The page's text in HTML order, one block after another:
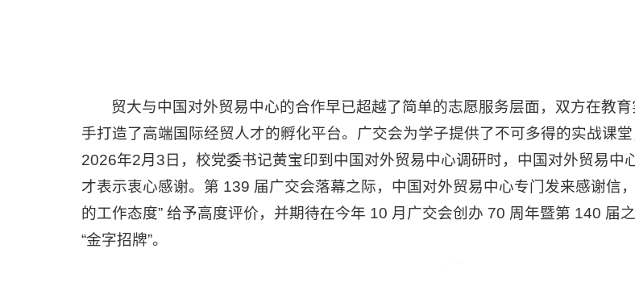
贸大与中国对外贸易中心的合作早已超越了简单的志愿服务层面，双方在教
手打造了高端国际经贸人才的孵化平台。广交会为学子提供了不可多得的实战课
2026年2月3日，校党委书记黄宝印到中国对外贸易中心调研时，中国对外贸易
才表示衷心感谢。第 139 届广交会落幕之际，中国对外贸易中心专门发来感谢信
的工作态度” 给予高度评价，并期待在今年 10 月广交会创办 70 周年暨第 140 届
“金字招牌”。